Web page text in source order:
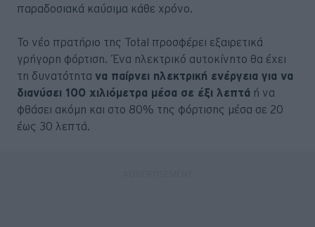
παραδοσιακά καύσιμα κάθε χρόνο.
Το νέο πρατήριο της Total προσφέρει εξαιρετικά
γρήγορη φόρτιση. Ένα ηλεκτρικό αυτοκίνητο θα έχει
τη δυνατότητα να παίρνει ηλεκτρική ενέργεια για να
διανύσει 100 χιλιόμετρα μέσα σε έξι λεπτά ή να
φθάσει ακόμη και στο 80% της φόρτισης μέσα σε 20
έως 30 λεπτά.